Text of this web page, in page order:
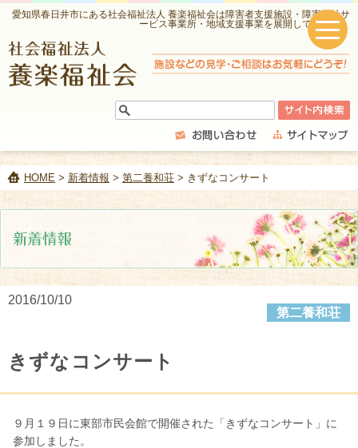
愛知県春日井市にある社会福祉法人 養楽福祉会は障害者支援施設・障害福祉サ
ービス事業所・地域支援事業を展開しています。
HOME > 新着情報 > 第二養和荘 > きずなコンサート
2016/10/10
第二養和荘
きずなコンサート
９月１９日に東部市民会館で開催された「きずなコンサート」に
参加しました。